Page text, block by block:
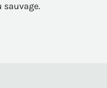
sauvage.